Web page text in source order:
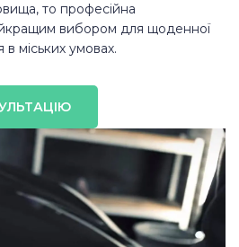
то професійна
вибором для щоденної
в міських умовах.